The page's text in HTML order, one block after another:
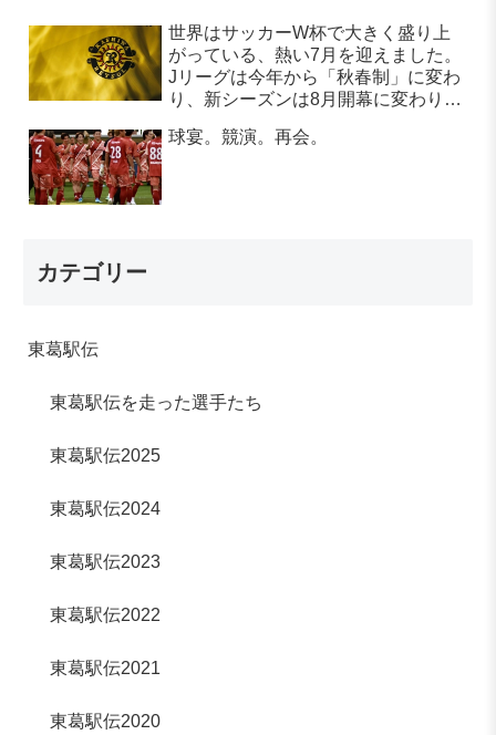
世界はサッカーW杯で大きく盛り上
がっている、熱い7月を迎えました。
Jリーグは今年から「秋春制」に変わ
り、新シーズンは8月開幕に変わりま
球宴。競演。再会。
カテゴリー
東葛駅伝
東葛駅伝を走った選手たち
東葛駅伝2025
東葛駅伝2024
東葛駅伝2023
東葛駅伝2022
東葛駅伝2021
東葛駅伝2020